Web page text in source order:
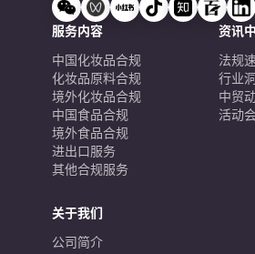
服务内容
中国化妆品合规
化妆品原料合规
境外化妆品合规
中国食品合规
境外食品合规
进出口服务
其他合规服务
资讯
法规
行业
中贸
活动
关于我们
公司简介